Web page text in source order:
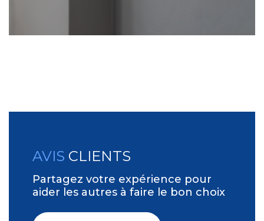
AVIS CLIENTS
Partagez votre expérience pour
aider les autres à faire le bon choix